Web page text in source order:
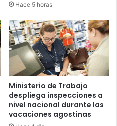
Hace 5 horas
Ministerio de Trabajo
despliega inspecciones a
nivel nacional durante las
vacaciones agostinas